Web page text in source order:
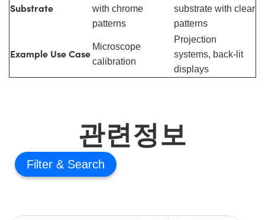
Substrate
with chrome
patterns
substrate with clear
patterns
Example Use Case
Microscope
calibration
Projection
systems, back-lit
displays
관련정보
Filter